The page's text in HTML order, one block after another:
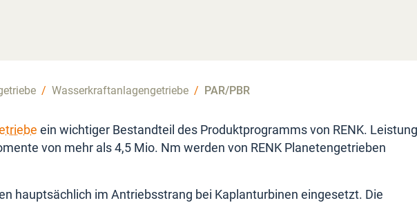
/ Wasserkraftanlagengetriebe / PAR/PBR
ein wichtiger Bestandteil des Produktprogramms von RENK.
von mehr als 4,5 Mio. Nm werden von RENK Planetengetrieben
hauptsächlich im Antriebsstrang bei Kaplanturbinen eingesetzt. Die